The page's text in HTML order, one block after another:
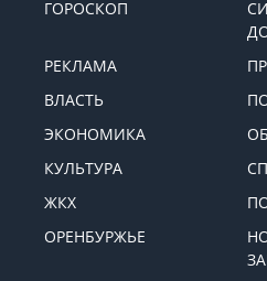
ГОРОСКОП
РЕКЛАМА
ВЛАСТЬ
ЭКОНОМИКА
КУЛЬТУРА
ЖКХ
ОРЕНБУРЖЬЕ